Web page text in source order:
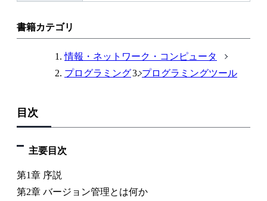
書籍カテゴリ
情報・ネットワーク・コンピュータ
プログラミング
プログラミングツール
目次
主要目次
第1章 序説
第2章 バージョン管理とは何か